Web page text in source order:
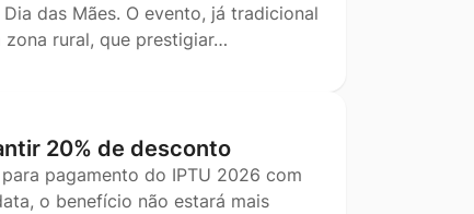
das Mães. O evento, já tradicional
zona rural, que prestigiar…
20% de desconto
pagamento do IPTU 2026 com
o benefício não estará mais